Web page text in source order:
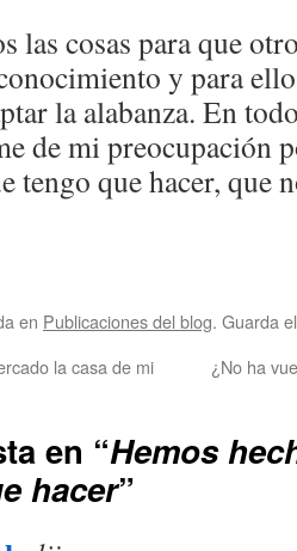
las cosas para que
y para
la alabanza. En
de mi preocupación
tengo que hacer, que
en Publicaciones del blog. Guarda
la casa de mi
¿No ha
en “Hemos
hacer”